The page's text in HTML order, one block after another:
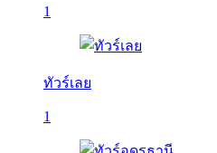
1
ทัวร์เลย
1